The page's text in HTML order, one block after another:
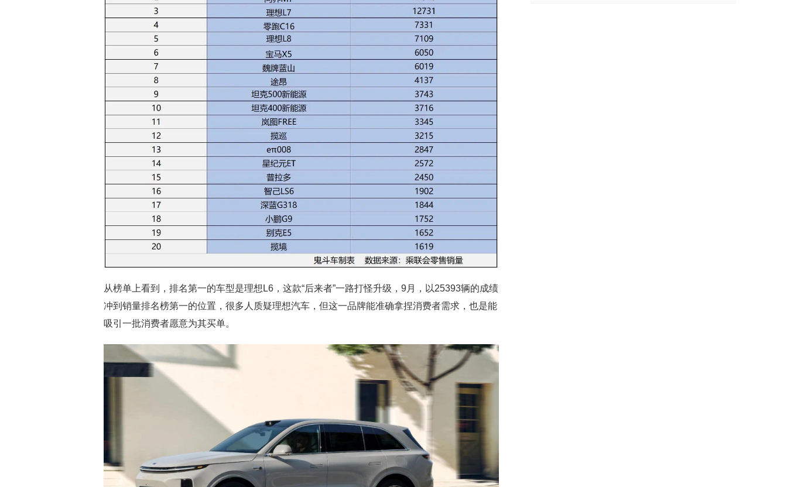
从榜单上看到，排名第一的车型是理想L6，这款“后来者”一路打怪升级，9月，以25393辆的成绩
冲到销量排名榜第一的位置，很多人质疑理想汽车，但这一品牌能准确拿捏消费者需求，也是能
吸引一批消费者愿意为其买单。